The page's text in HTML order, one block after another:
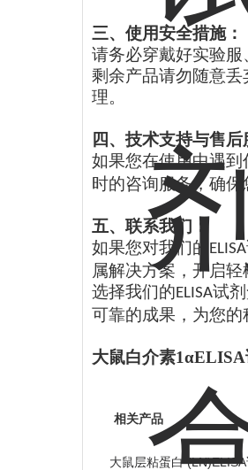
三、使用安全措施：
请务必穿戴好实验
剩余产品请勿随意
理。
四、技术支持与售后
如果您在使用中遇
时的咨询服务，确
五、联系我们：
如果您对我们的 ELISA
属解决方案，开启
选择我们的ELISA试
可靠的成果，为您
大鼠白介素
相关产品
大鼠层粘蛋白